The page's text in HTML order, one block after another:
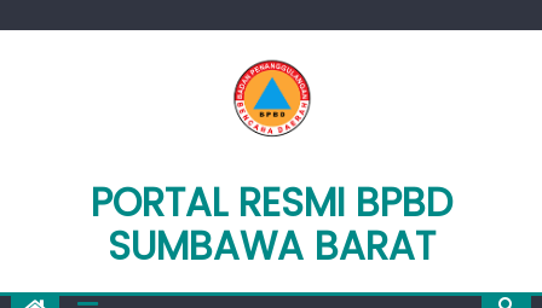
PORTAL RESMI BPBD
SUMBAWA BARAT